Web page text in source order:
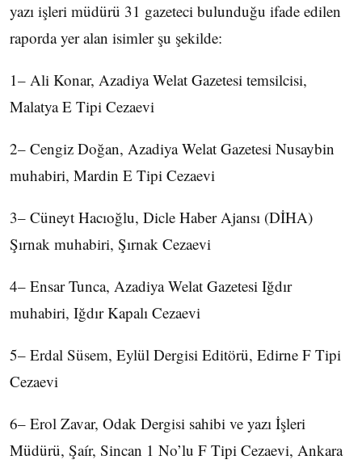
yazı işleri müdürü 31 gazeteci bulunduğu ifade edilen
raporda yer alan isimler şu şekilde:
1– Ali Konar, Azadiya Welat Gazetesi temsilcisi,
Malatya E Tipi Cezaevi
2– Cengiz Doğan, Azadiya Welat Gazetesi Nusaybin
muhabiri, Mardin E Tipi Cezaevi
3– Cüneyt Hacıoğlu, Dicle Haber Ajansı (DİHA)
Şırnak muhabiri, Şırnak Cezaevi
4– Ensar Tunca, Azadiya Welat Gazetesi Iğdır
muhabiri, Iğdır Kapalı Cezaevi
5– Erdal Süsem, Eylül Dergisi Editörü, Edirne F Tipi
Cezaevi
6– Erol Zavar, Odak Dergisi sahibi ve yazı İşleri
Müdürü, Şaír, Sincan 1 No’lu F Tipi Cezaevi, Ankara